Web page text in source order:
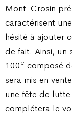
Mont-Crosin
caractérisent
hésité à ajouter
de fait. Ainsi, un
100e composé
sera mis en
une fête de
complétera le